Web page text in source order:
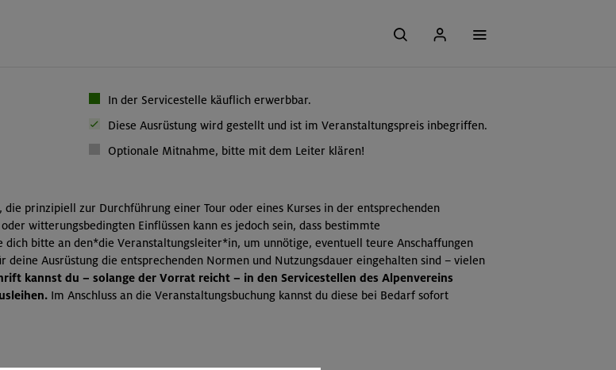
In der Servicestelle käuflich erwerbbar.
Diese Ausrüstung wird gestellt und ist im Veranstaltungspreis inbegriffen.
Optionale Mitnahme, bitte mit dem Leiter klären!
prinzipiell zur Durchführung einer Tour oder eines Kurses in der entsprechenden
witterungsbedingten Einflüssen kann es jedoch sein, dass bestimmte
dich bitte an den*die Veranstaltungsleiter*in, um unnötige, eventuell teure Anschaffungen
Ausrüstung die entsprechenden Normen und Nutzungsdauer eingehalten sind – vielen
kannst du – solange der Vorrat reicht – in den Servicestellen des Alpenvereins
Im Anschluss an die Veranstaltungsbuchung kannst du diese bei Bedarf sofort